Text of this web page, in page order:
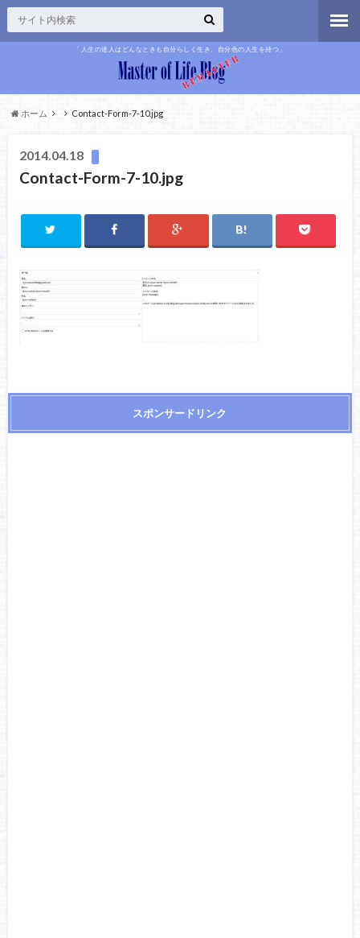
「人生の達人はどんなときも自分らしく生き、自分色の人生を持つ」
ホーム Contact-Form-7-10.jpg
2014.04.18
Contact-Form-7-10.jpg
スポンサードリンク